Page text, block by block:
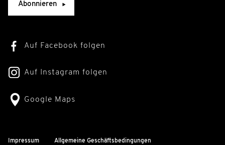
Abonnieren
Auf Facebook folgen
Auf Instagram folgen
Google Maps
Impressum Allgemeine Geschäftsbedingungen